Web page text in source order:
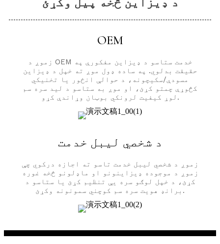
OEM
زموږ د OEM خدمت ستاسو د ډیزاین مفکورې په
حقیقت بدلوي. په ساده ډول موږ ته خپل د ډیزاین
مسودې/سکیچونه، د حوالې انځور یا تخنیکي
کڅوړې چمتو کړئ، او موږ به ستاسو د لید سره سم
لوړ کیفیت لرونکي بوټان وړاندې کړو.
د شخصي لیبل خدمت
زموږ د شخصي لیبل خدمت تاسو ته اجازه درکوي چې
زموږ د موجوده ډیزاینونو او ماډلونو څخه غوره
کړئ، د خپل لوګو سره یې تنظیم کړئ یا ستاسو د
برانډ هویت سره سم کوچني سمونونه وکړئ.